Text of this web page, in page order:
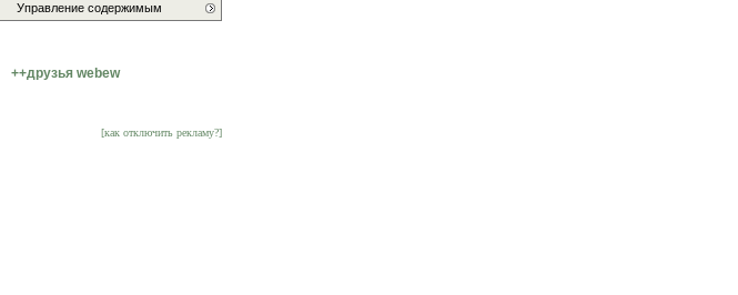
Управление содержимым
++друзья webew
[как отключить рекламу?]